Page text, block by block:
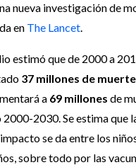
nueva investigación de
en The Lancet.
estimó que de 2000 a
37 millones de
a 69 millones de
2030. Se estima que
se da entre los
sobre todo por las